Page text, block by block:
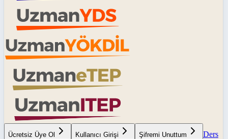
Ücretsiz Üye Ol Kullanıcı Girişi Şifremi Unuttum
Ders